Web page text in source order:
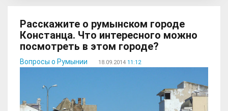
Расскажите о румынском городе
Констанца. Что интересного можно
посмотреть в этом городе?
Вопросы о Румынии 18.09.2014 11:12